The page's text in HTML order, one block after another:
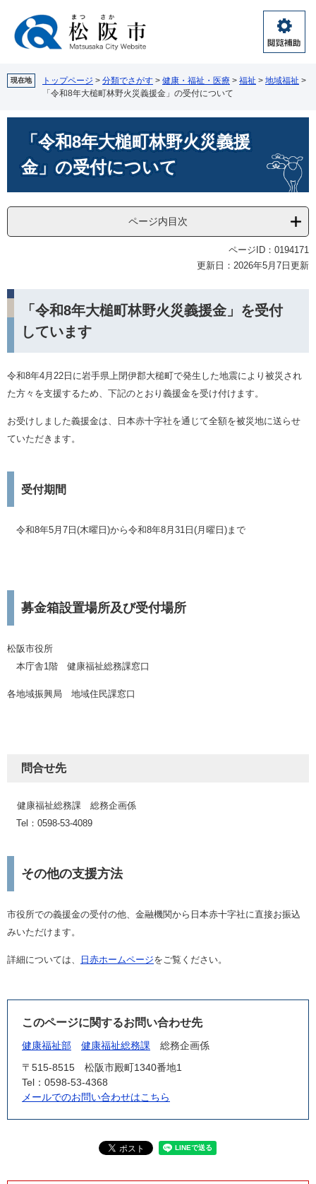
閲
覧
助
現在地 トップページ > 分類でさがす > 健康・福祉・医療 > 福祉 > 地域福祉 >
「令和8年大槌町林野火災義援金」の受付について
「令和8年大槌町林野火災義援
金」の受付について
ページ内目次
ページID：0194171
更新日：2026年5月7日更新
「令和8年大槌町林野火災義援金」を受付
しています
令和8年4月22日に岩手県上閉伊郡大槌町 で発生した地震により​被災され
た方々を支援するため、下記のとおり義援金を受け付けます。
お受けしました義援金は、日本赤十字社を通じて全額を被災地に送らせ
ていただきます。
受付期間
令和8年5月7日(木曜日)から令和8年8月31日(月曜日)まで
募金箱設置場所及び受付場所
松阪市役所
本庁舎1階 健康福祉総務課窓口
各地域振興局 地域住民課窓口
問合せ先
健康福祉総務課 総務企画係
Tel：0598-53-4089
その他の支援方法
市役所での義援金の受付の他、金融機関から日本赤十字社に直接お振込
みいただけます。
詳細については、 日赤ホームページをご覧ください。
このページに関するお問い合わせ先
健康福祉部 健康福祉総務課
総務企画係
〒515-8515
松阪市殿町1340番地1
Tel：0598-53-4368
メールでのお問い合わせはこちら